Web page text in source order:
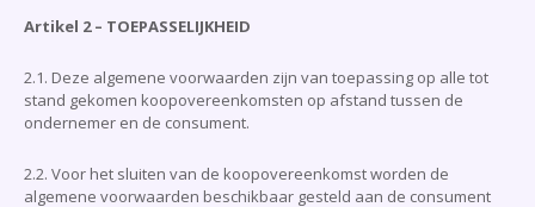
Artikel 2 – TOEPASSELIJKHEID
2.1. Deze algemene voorwaarden zijn van toepassing op alle tot
stand gekomen koopovereenkomsten op afstand tussen de
ondernemer en de consument.
2.2. Voor het sluiten van de koopovereenkomst worden de
algemene voorwaarden beschikbaar gesteld aan de consument